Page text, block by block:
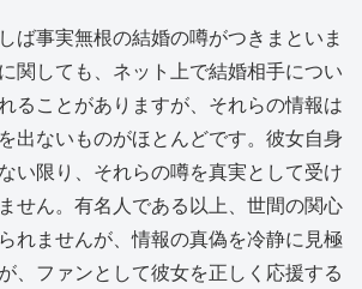
ば事実無根の結婚の噂がつきまといま
関しても、ネット上で結婚相手につい
ることがありますが、それらの情報は
出ないものがほとんどです。彼女自身
い限り、それらの噂を真実として受け
せん。有名人である以上、世間の関心
れませんが、情報の真偽を冷静に見極
、ファンとして彼女を正しく応援する